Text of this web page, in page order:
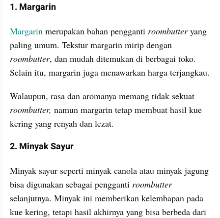
1. Margarin
Margarin merupakan bahan pengganti roombutter yang
paling umum. Tekstur margarin mirip dengan
roombutter, dan mudah ditemukan di berbagai toko.
Selain itu, margarin juga menawarkan harga terjangkau.
roombutter, namun margarin tetap membuat hasil kue
kering yang renyah dan lezat.
2. Minyak Sayur
Minyak sayur seperti minyak canola atau minyak jagung
bisa digunakan sebagai pengganti roombutter
selanjutnya. Minyak ini memberikan kelembapan pada
kue kering, tetapi hasil akhirnya yang bisa berbeda dari